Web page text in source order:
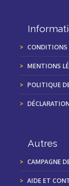
CONDITIONS
MENTIONS
POLITIQUE
Autres
CAMPAGNE
AIDE ET